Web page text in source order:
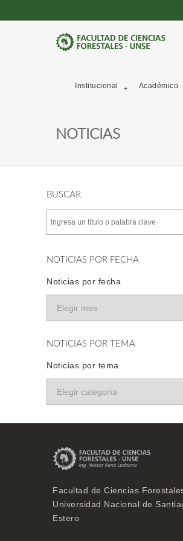
Institucional Académico
NOTICIAS
BUSCAR
NOTICIAS POR FECHA
Noticias por fecha
NOTICIAS POR TEMA
Noticias por tema
Facultad de Ciencias
Universidad Nacional de
Estero